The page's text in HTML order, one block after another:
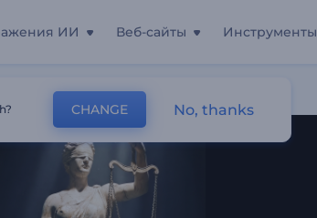
ИИ Веб-сайты Инструменты
CHANGE No, thanks